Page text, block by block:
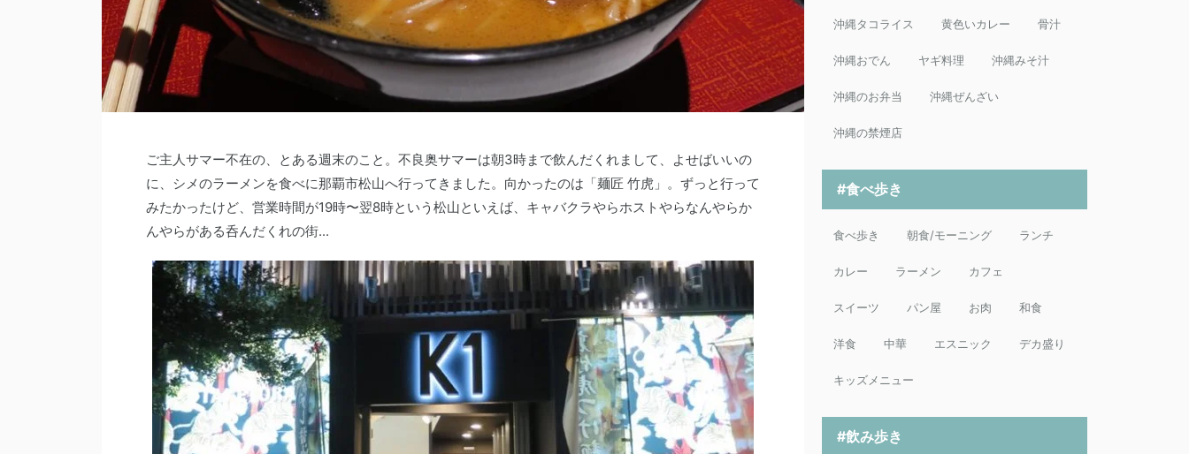
ご主人サマー不在の、とある週末のこと。不良奥サマーは朝3時まで飲んだくれまして、よせばいいの
に、シメのラーメンを食べに那覇市松山へ行ってきました。向かったのは「麺匠 竹虎」。ずっと行って
みたかったけど、営業時間が19時〜翌8時という松山といえば、キャバクラやらホストやらなんやらか
んやらがある呑んだくれの街...
沖縄タコライス 黄色いカレー 骨汁
沖縄おでん ヤギ料理 沖縄みそ汁
沖縄のお弁当 沖縄ぜんざい
沖縄の禁煙店
#食べ歩き
食べ歩き 朝食/モーニング ランチ
カレー ラーメン カフェ
スイーツ パン屋 お肉 和食
洋食 中華 エスニック デカ盛り
キッズメニュー
#飲み歩き